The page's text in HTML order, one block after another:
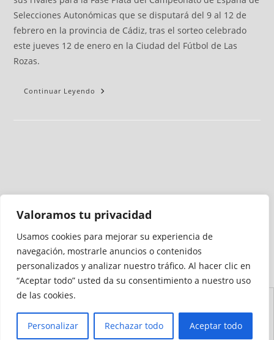
Valoramos tu privacidad
Usamos cookies para mejorar su experiencia de
navegación, mostrarle anuncios o contenidos
personalizados y analizar nuestro tráfico. Al hacer clic en
“Aceptar todo” usted da su consentimiento a nuestro uso
de las cookies.
Personalizar Rechazar todo Aceptar todo
Selecciones Autonómicas que se disputará del 9 al 12 de
febrero en la provincia de Cádiz, tras el sorteo celebrado
este jueves 12 de enero en la Ciudad del Fútbol de Las
Rozas.
Continuar Leyendo
Medio auditado por
Accesibilidad
Sitio
Cookies
Privacidad